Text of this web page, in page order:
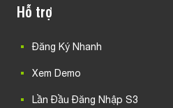
Hỗ trợ
Đăng Ký Nhanh
Xem Demo
Lần Đầu Đăng Nhập S3